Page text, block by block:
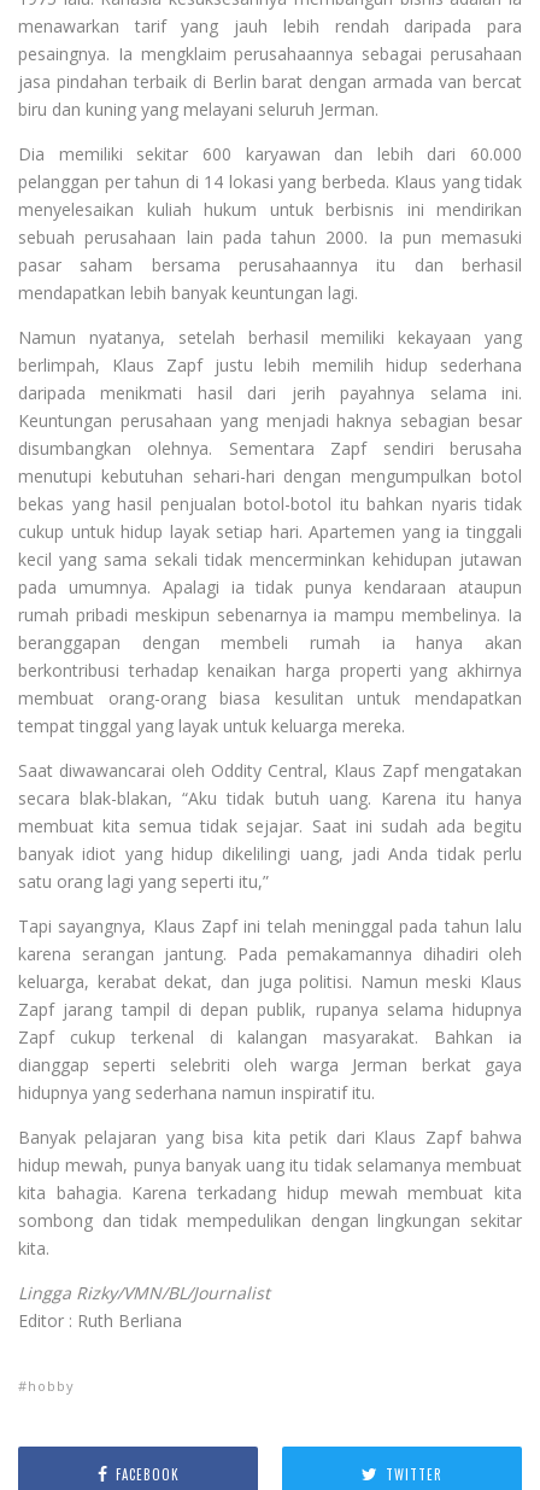
menawarkan tarif yang jauh lebih rendah daripada para
pesaingnya. Ia mengklaim perusahaannya sebagai perusahaan
jasa pindahan terbaik di Berlin barat dengan armada van bercat
biru dan kuning yang melayani seluruh Jerman.
Dia memiliki sekitar 600 karyawan dan lebih dari 60.000
pelanggan per tahun di 14 lokasi yang berbeda. Klaus yang tidak
menyelesaikan kuliah hukum untuk berbisnis ini mendirikan
sebuah perusahaan lain pada tahun 2000. Ia pun memasuki
pasar saham bersama perusahaannya itu dan berhasil
mendapatkan lebih banyak keuntungan lagi.
Namun nyatanya, setelah berhasil memiliki kekayaan yang
berlimpah, Klaus Zapf justu lebih memilih hidup sederhana
daripada menikmati hasil dari jerih payahnya selama ini.
Keuntungan perusahaan yang menjadi haknya sebagian besar
disumbangkan olehnya. Sementara Zapf sendiri berusaha
menutupi kebutuhan sehari-hari dengan mengumpulkan botol
bekas yang hasil penjualan botol-botol itu bahkan nyaris tidak
cukup untuk hidup layak setiap hari. Apartemen yang ia tinggali
kecil yang sama sekali tidak mencerminkan kehidupan jutawan
pada umumnya. Apalagi ia tidak punya kendaraan ataupun
rumah pribadi meskipun sebenarnya ia mampu membelinya. Ia
beranggapan dengan membeli rumah ia hanya akan
berkontribusi terhadap kenaikan harga properti yang akhirnya
membuat orang-orang biasa kesulitan untuk mendapatkan
tempat tinggal yang layak untuk keluarga mereka.
Saat diwawancarai oleh Oddity Central, Klaus Zapf mengatakan
secara blak-blakan, “Aku tidak butuh uang. Karena itu hanya
membuat kita semua tidak sejajar. Saat ini sudah ada begitu
banyak idiot yang hidup dikelilingi uang, jadi Anda tidak perlu
satu orang lagi yang seperti itu,”
Tapi sayangnya, Klaus Zapf ini telah meninggal pada tahun lalu
karena serangan jantung. Pada pemakamannya dihadiri oleh
keluarga, kerabat dekat, dan juga politisi. Namun meski Klaus
Zapf jarang tampil di depan publik, rupanya selama hidupnya
Zapf cukup terkenal di kalangan masyarakat. Bahkan ia
dianggap seperti selebriti oleh warga Jerman berkat gaya
hidupnya yang sederhana namun inspiratif itu.
Banyak pelajaran yang bisa kita petik dari Klaus Zapf bahwa
hidup mewah, punya banyak uang itu tidak selamanya membuat
kita bahagia. Karena terkadang hidup mewah membuat kita
sombong dan tidak mempedulikan dengan lingkungan sekitar
kita.
Lingga Rizky/VMN/BL/Journalist
Editor : Ruth Berliana
hobby
FACEBOOK TWITTER